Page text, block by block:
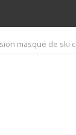
masque de ski